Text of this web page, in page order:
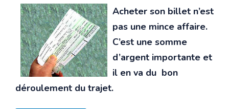
utilisateur:3/5
Acheter son billet n’est
pas une mince affaire.
C’est une somme
d’argent importante et
il en va du bon
déroulement du trajet.